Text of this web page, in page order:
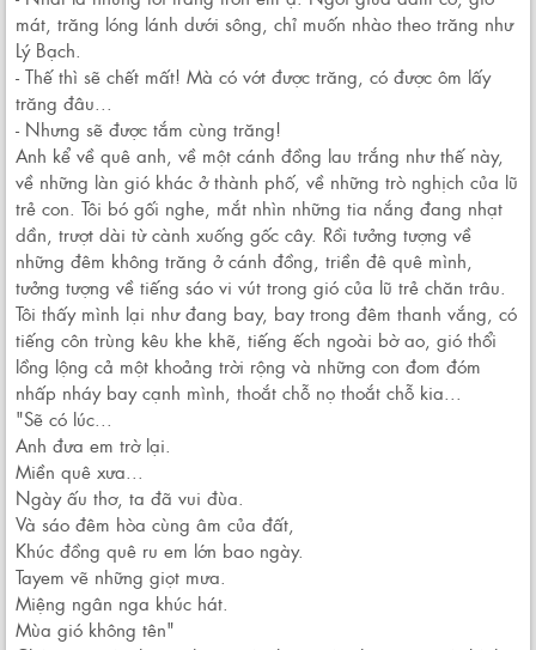
mát, trăng lóng lánh dưới sông, chỉ muốn nhào theo trăng như
Lý Bạch.
- Thế thì sẽ chết mất! Mà có vớt được trăng, có được ôm lấy
trăng đâu...
- Nhưng sẽ được tắm cùng trăng!
Anh kể về quê anh, về một cánh đồng lau trắng như thế này,
về những làn gió khác ở thành phố, về những trò nghịch của lũ
trẻ con. Tôi bó gối nghe, mắt nhìn những tia nắng đang nhạt
dần, trượt dài từ cành xuống gốc cây. Rồi tưởng tượng về
những đêm không trăng ở cánh đồng, triền đê quê mình,
tưởng tượng về tiếng sáo vi vút trong gió của lũ trẻ chăn trâu.
Tôi thấy mình lại như đang bay, bay trong đêm thanh vắng, có
tiếng côn trùng kêu khe khẽ, tiếng ếch ngoài bờ ao, gió thổi
lồng lộng cả một khoảng trời rộng và những con đom đóm
nhấp nháy bay cạnh mình, thoắt chỗ nọ thoắt chỗ kia...
"Sẽ có lúc...
Anh đưa em trờ lại.
Miền quê xưa...
Ngày ấu thơ, ta đã vui đùa.
Và sáo đêm hòa cùng âm của đất,
Khúc đồng quê ru em lớn bao ngày.
Tayem vẽ những giọt mưa.
Miệng ngân nga khúc hát.
Mùa gió không tên"